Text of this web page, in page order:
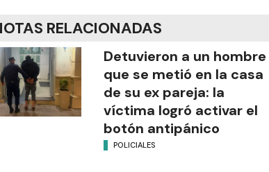
RELACIONADAS
Detuvieron a un hombre
que se metió en la casa
de su ex pareja: la
víctima logró activar el
botón antipánico
POLICIALES